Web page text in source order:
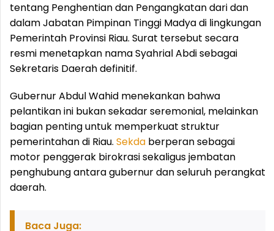
tentang Penghentian dan Pengangkatan dari dan
dalam Jabatan Pimpinan Tinggi Madya di lingkungan
Pemerintah Provinsi Riau. Surat tersebut secara
resmi menetapkan nama Syahrial Abdi sebagai
Sekretaris Daerah definitif.
Gubernur Abdul Wahid menekankan bahwa
pelantikan ini bukan sekadar seremonial, melainkan
bagian penting untuk memperkuat struktur
pemerintahan di Riau. Sekda berperan sebagai
motor penggerak birokrasi sekaligus jembatan
penghubung antara gubernur dan seluruh perangkat
daerah.
Baca Juga: